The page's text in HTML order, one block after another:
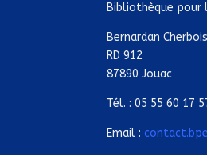
Bibliothèque pour
Bernardan Cherbois
RD 912
87890 Jouac
Tél. : 05 55 60 17
Email :